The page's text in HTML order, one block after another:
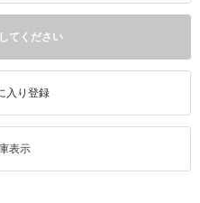
てください
表示